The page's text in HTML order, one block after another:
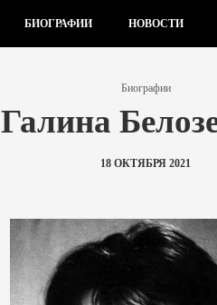
БИОГРАФИИ НОВОСТИ
Биографии
Галина
18 ОКТЯБРЯ 2021